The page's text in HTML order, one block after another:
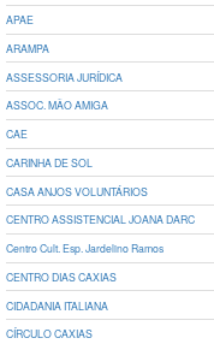
APAE
ARAMPA
ASSESSORIA JURÍDICA
ASSOC. MÃO AMIGA
CAE
CARINHA DE SOL
CASA ANJOS VOLUNTÁRIOS
CENTRO ASSISTENCIAL JOANA DARC
Centro Cult. Esp. Jardelino Ramos
CENTRO DIAS CAXIAS
CIDADANIA ITALIANA
CÍRCULO CAXIAS